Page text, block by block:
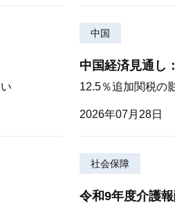
中国
中国経済見通し
12.5％追加関税の
2026年07月28日
社会保障
令和9年度介護